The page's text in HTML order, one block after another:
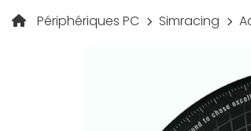
Périphériques PC Simracing